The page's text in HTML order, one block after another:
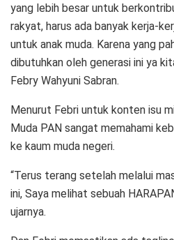
yang lebih besar untuk
rakyat, harus ada banyak kerja-
untuk anak muda. Karena yang
dibutuhkan oleh generasi ini ya
Febry Wahyuni Sabran.
Menurut Febri untuk konten isu
Muda PAN sangat memahami
ke kaum muda negeri.
“Terus terang setelah melalui
ini, Saya melihat sebuah
ujarnya.